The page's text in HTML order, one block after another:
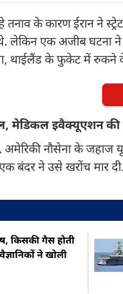
के कारण ईरान ने
लेकिन एक अजीब घटना ने
थाईलैंड के फुकेट में रुकने
मेडिकल इवैक्यूएशन की
नौसेना के जहाज
बंदर ने उसे खरोंच मार
किसकी गैस होती
ने खोली